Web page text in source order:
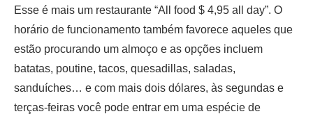
Esse é mais um restaurante “All food $ 4,95 all day”. O
horário de funcionamento também favorece aqueles que
estão procurando um almoço e as opções incluem
batatas, poutine, tacos, quesadillas, saladas,
sanduíches… e com mais dois dólares, às segundas e
terças-feiras você pode entrar em uma espécie de